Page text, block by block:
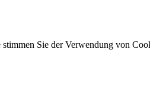
Sie der Verwendung von